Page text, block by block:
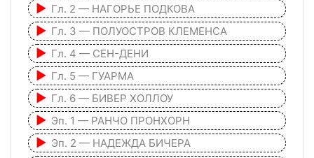
Гл. 2 — НАГОРЬЕ ПОДКОВА
Гл. 3 — ПОЛУОСТРОВ КЛЕМЕНСА
Гл. 4 — СЕН-ДЕНИ
Гл. 5 — ГУАРМА
Гл. 6 — БИВЕР ХОЛЛОУ
Эп. 1 — РАНЧО ПРОНХОРН
Эп. 2 — НАДЕЖДА БИЧЕРА